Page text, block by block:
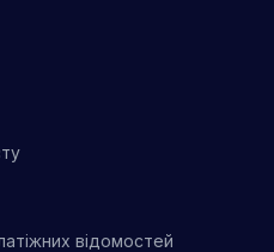
відомостей